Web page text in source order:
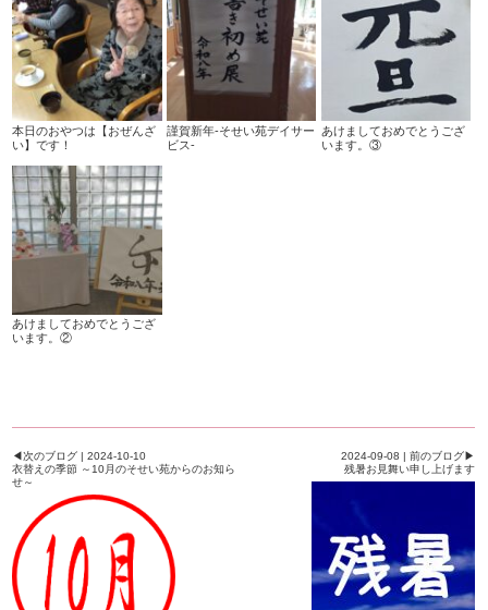
本日のおやつは【おぜんざ
い】です！
謹賀新年-そせい苑デイサー
ビス-
あけましておめでとうござ
います。③
あけましておめでとうござ
います。②
◀次のブログ | 2024-10-10
衣替えの季節 ～10月のそせい苑からのお知ら
せ～
2024-09-08 | 前のブログ▶
残暑お見舞い申し上げます